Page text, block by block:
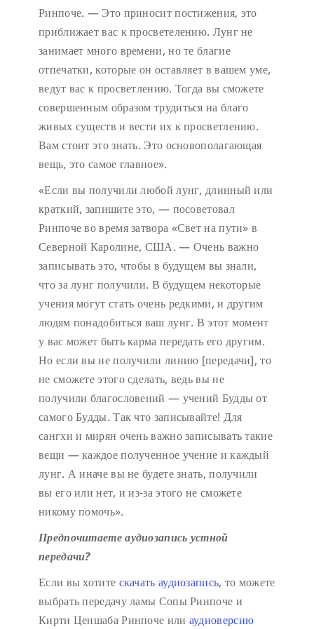
Ринпоче. — Это приносит постижения, это
приближает вас к просветелению. Лунг не
занимает много времени, но те благие
отпечатки, которые он оставляет в вашем уме,
ведут вас к просветлению. Тогда вы сможете
совершенным образом трудиться на благо
живых существ и вести их к просветлению.
Вам стоит это знать. Это основополагающая
вещь, это самое главное».
«Если вы получили любой лунг, длинный или
краткий, запишите это, — посоветовал
Ринпоче во время затвора «Свет на пути» в
Северной Каролине, США. — Очень важно
записывать это, чтобы в будущем вы знали,
что за лунг получили. В будущем некоторые
учения могут стать очень редкими, и другим
людям понадобиться ваш лунг. В этот момент
у вас может быть карма передать его другим.
Но если вы не получили линию [передачи], то
не сможете этого сделать, ведь вы не
получили благословений — учений Будды от
самого Будды. Так что записывайте! Для
сангхи и мирян очень важно записывать такие
вещи — каждое полученное учение и каждый
лунг. А иначе вы не будете знать, получили
вы его или нет, и из-за этого не сможете
никому помочь».
Предпочитаете аудиозапись устной
передачи?
Если вы хотите скачать аудиозапись, то можете
выбрать передачу ламы Сопы Ринпоче и
Кирти Ценшаба Ринпоче или аудиоверсию